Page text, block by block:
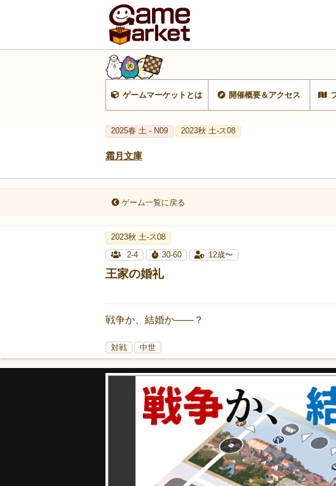
ゲームマーケットとは 開催概要＆アクセス
2025春 土 - N09 2023秋 土-ス08
霜月文庫
ゲーム一覧に戻る
2023秋 土-ス08
2-4
30-60 12歳〜
王家の婚礼
戦争か、結婚か――？
対戦 中世